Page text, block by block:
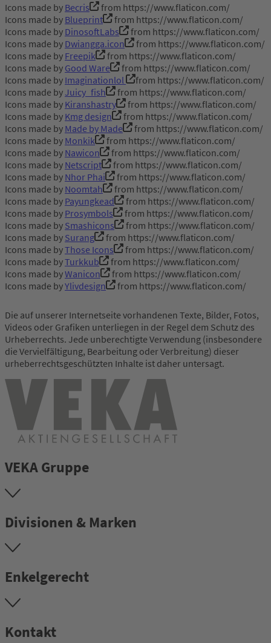
Icons made by Becris
from https://www.flaticon.com/
Icons made by Blueprint
from https://www.flaticon.com/
Icons made by DinosoftLabs
from https://www.flaticon.com/
Icons made by Dwiangga.icon
from https://www.flaticon.com/
Icons made by Freepik
from https://www.flaticon.com/
Icons made by Good Ware
from https://www.flaticon.com/
Icons made by Imaginationlol
from https://www.flaticon.com/
Icons made by Juicy_fish
from https://www.flaticon.com/
Icons made by Kiranshastry
from https://www.flaticon.com/
Icons made by Kmg design
from https://www.flaticon.com/
Icons made by Made by Made
from https://www.flaticon.com/
Icons made by Monkik
from https://www.flaticon.com/
Icons made by Nawicon
from https://www.flaticon.com/
Icons made by Netscript
from https://www.flaticon.com/
Icons made by Nhor Phai
from https://www.flaticon.com/
Icons made by Noomtah
from https://www.flaticon.com/
Icons made by Payungkead
from https://www.flaticon.com/
Icons made by Prosymbols
from https://www.flaticon.com/
Icons made by Smashicons
from https://www.flaticon.com/
Icons made by Surang
from https://www.flaticon.com/
Icons made byThose Icons
from https://www.flaticon.com/
Icons made byTurkkub
from https://www.flaticon.com/
Icons made byWanicon
from https://www.flaticon.com/
Icons made byYlivdesign from https://www.flaticon.com/
Die auf unserer Internetseite vorhandenen Texte, Bilder, Fotos,
Videos oder Grafiken unterliegen in der Regel dem Schutz des
Urheberrechts. Jede unberechtigte Verwendung (insbesondere
die Vervielfältigung, Bearbeitung oder Verbreitung) dieser
urheberrechtsgeschützten Inhalte ist daher untersagt.
VEKA Gruppe
Divisionen & Marken
Enkelgerecht
Kontakt